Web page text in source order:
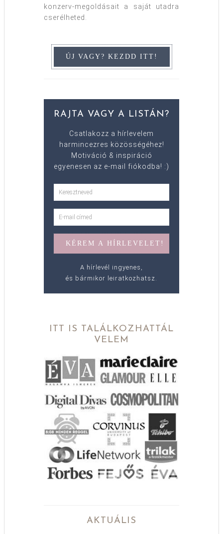
konzerv-megoldásait a saját utadra
cserélheted.
RAJTA VAGY A LISTÁN?
Csatlakozz a hírlevelem
harmincezres közösségéhez!
Motiváció & inspiráció
egyenesen az e-mail fiókodba! :)
A hírlevél ingyenes,
és bármikor leiratkozhatsz.
ITT IS TALÁLKOZHATTÁL
VELEM
AKTUÁLIS